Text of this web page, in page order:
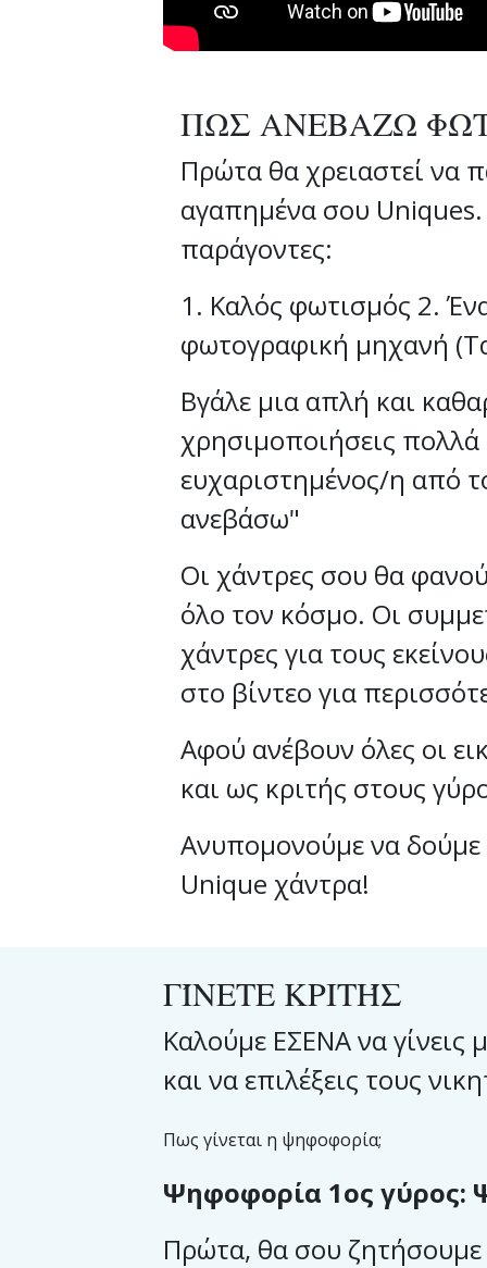
ΠΩΣ ΑΝΕΒΑΖΩ
Πρώτα θα χρειαστεί να
αγαπημένα σου
παράγοντες:
1. Καλός φωτισμός 2.
φωτογραφική μηχανή
Βγάλε μια απλή και
χρησιμοποιήσεις
ευχαριστημένος/η από
ανεβάσω"
Οι χάντρες σου θα
όλο τον κόσμο. Οι
χάντρες για τους
στο βίντεο για
Αφού ανέβουν όλες οι
και ως κριτής στους
Ανυπομονούμε να
Unique χάντρα!
ΓΊΝΕΤΕ ΚΡΙΤΉΣ
Καλούμε ΕΣΕΝΑ να γίνεις
και να επιλέξεις τους
Πως γίνεται η ψηφοφορία;
Ψηφοφορία 1ος γύρος:
Πρώτα, θα σου